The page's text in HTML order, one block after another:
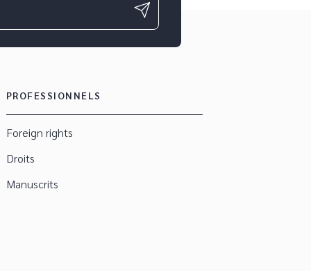
PROFESSIONNELS
Foreign rights
Droits
Manuscrits